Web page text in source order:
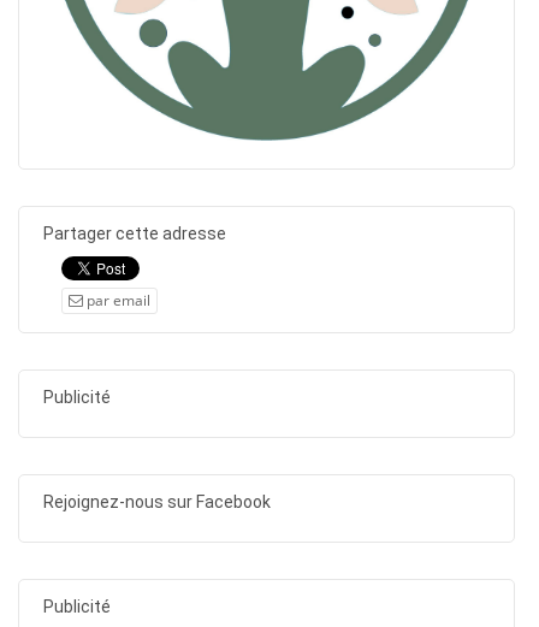
Partager cette adresse
par email
Publicité
Rejoignez-nous sur Facebook
Publicité